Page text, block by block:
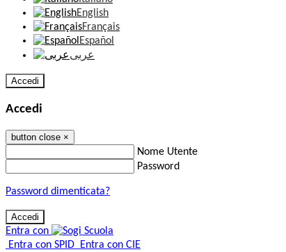
English
Français
Español
عربى
Accedi
Accedi
button close ×
Nome Utente
Password
Password dimenticata?
Entra con
Entra con SPID Entra con CIE